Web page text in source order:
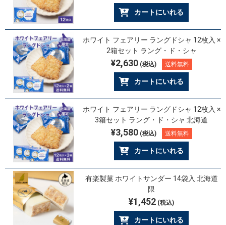
カートにいれる
ホワイト フェアリー ラングドシャ 12枚入 ×
2箱セット ラング・ド・シャ
¥2,630(税込) 送料無料
カートにいれる
ホワイト フェアリー ラングドシャ 12枚入 ×
3箱セット ラング・ド・シャ 北海道
¥3,580(税込) 送料無料
カートにいれる
有楽製菓 ホワイトサンダー 14袋入 北海道
限
¥1,452 (税込)
カートにいれる